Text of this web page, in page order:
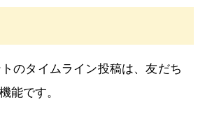
のタイムライン投稿は、友だち
能です。